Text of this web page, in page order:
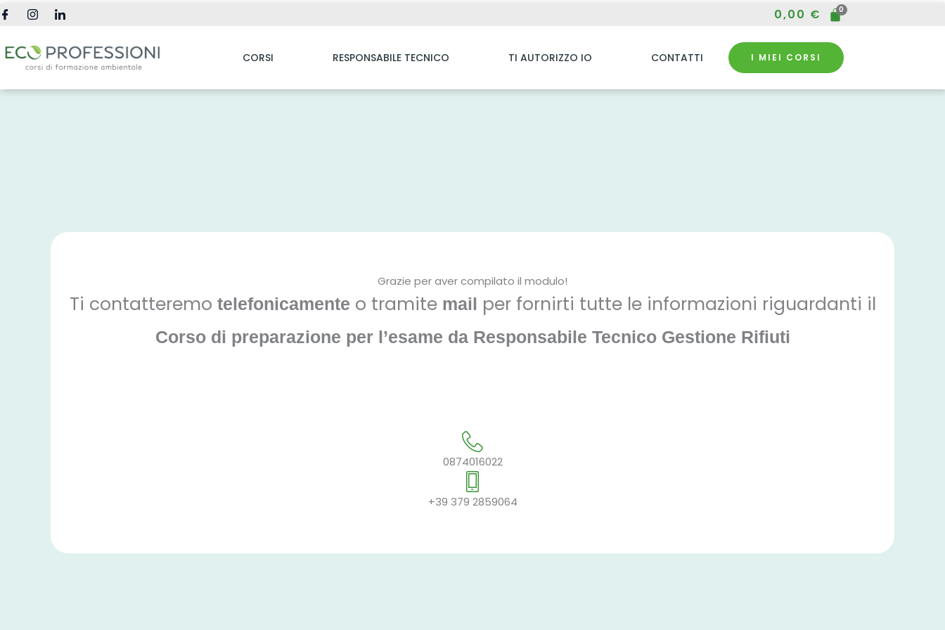
Vai
contenuto
0,00 €
CORSI RESPONSABILE TECNICO TI AUTORIZZO IO CONTATTI I MIEI CORSI
Grazie per aver compilato il modulo!
Ti contatteremo telefonicamente o tramite mail per fornirti tutte le informazioni riguardanti il
Corso di preparazione per l’esame da Responsabile Tecnico Gestione Rifiuti
0874016022
+39 379 2859064